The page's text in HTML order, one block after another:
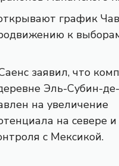
график
к
заявил, что
Эль-Субин-
на увеличение
на севере
с Мексикой.